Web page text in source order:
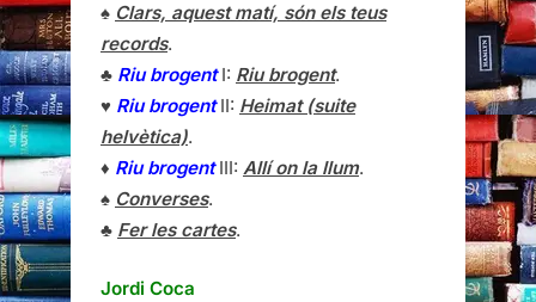
♠ Clars, aquest matí, són els teus
records.
♣ Riu brogentI: Riu brogent.
♥ Riu brogentII: Heimat (suite
helvètica).
♦ Riu brogentIII: Allí on la llum.
♠ Converses.
♣ Fer les cartes.
Jordi Coca